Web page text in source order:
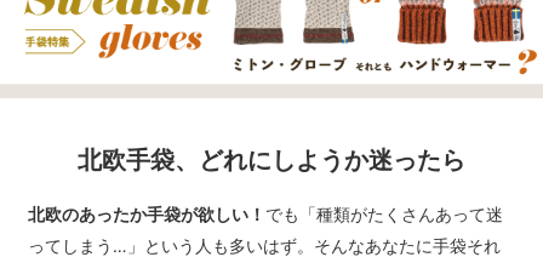
北欧手袋、どれにしようか迷ったら
北欧のあったか手袋が欲しい！ でも「種類がたくさんあって迷
ってしまう…」という人も多いはず。そんなあなたに手袋それ